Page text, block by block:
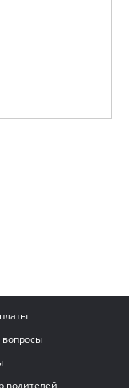
водителей